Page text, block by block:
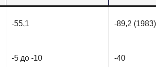
-55,1 -89,2 (1983)
-5 до -10 -40